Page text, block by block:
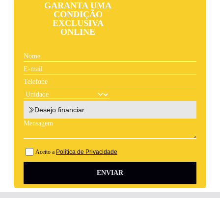
GARANTA UMA
CONDIÇÃO
EXCLUSIVA
ONLINE
Desejo financiar
Aceito a Política de Privacidade
ENVIAR